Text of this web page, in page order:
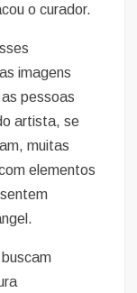
o curador.
imagens
pessoas
artista, se
muitas
elementos